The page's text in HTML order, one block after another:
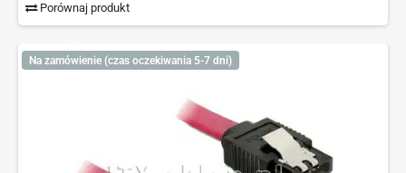
Porównaj produkt
Na zamówienie (czas oczekiwania 5-7 dni)